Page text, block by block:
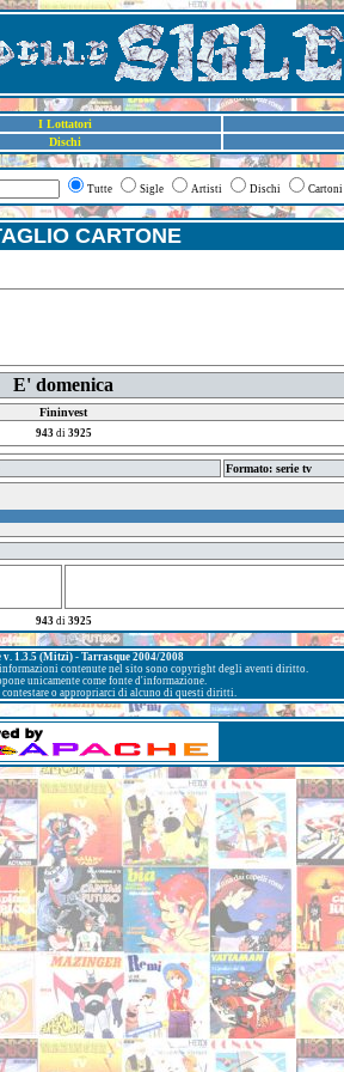
I Lottatori
Dischi
Tutte Sigle Artisti Dischi Cartoni
CARTONE
E' domenica
Fininvest
943 di 3925
Formato: serie tv
943 di 3925
v. 1.3.5 (Mitzi) - Tarrasque 2004/2008
contenute nel sito sono copyright degli aventi diritto.
unicamente come fonte d'informazione.
contestare o appropriarci di alcuno di questi diritti.